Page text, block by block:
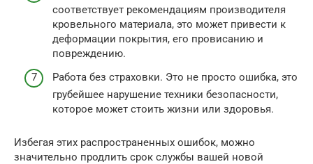
соответствует рекомендациям производителя
кровельного материала, это может привести к
деформации покрытия, его провисанию и
повреждению.
Работа без страховки. Это не просто ошибка, это
грубейшее нарушение техники безопасности,
которое может стоить жизни или здоровья.
Избегая этих распространенных ошибок, можно
значительно продлить срок службы вашей новой